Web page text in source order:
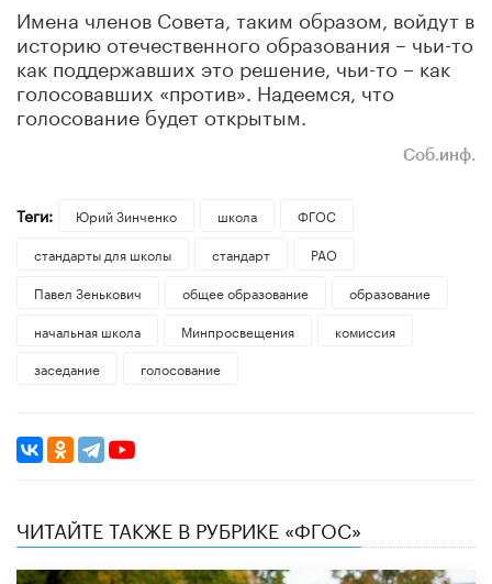
Имена членов Совета, таким образом, войдут в
историю отечественного образования – чьи-то
как поддержавших это решение, чьи-то – как
голосовавших «против». Надеемся, что
голосование будет открытым.
Соб.инф.
Теги: Юрий Зинченко школа
ФГОС
стандарты для школы
стандарт
РАО
Павел Зенькович
общее образование
образование
начальная школа
Минпросвещения
комиссия
заседание
голосование
ЧИТАЙТЕ ТАКЖЕ В РУБРИКЕ «ФГОС»